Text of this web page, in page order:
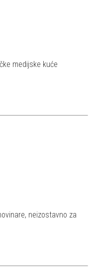
medijske kuće
neizostavno za